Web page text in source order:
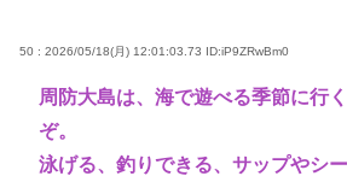
50 : 2026/05/18(月) 12:01:03.73 ID:iP9ZRwBm0
周防大島は、海で遊べる季節に行
ぞ。
泳げる、釣りできる、サップやシ